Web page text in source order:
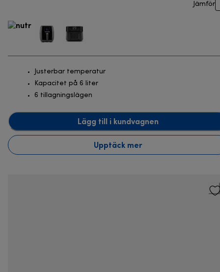
Jämför
Justerbar temperatur
Kapacitet på 6 liter
6 tillagningslägen
Lägg till i kundvagnen
Upptäck mer